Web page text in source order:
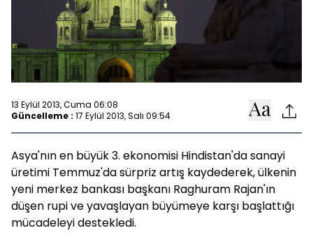
13 Eylül 2013, Cuma 06:08
Güncelleme : 17 Eylül 2013, Salı 09:54
Asya'nın en büyük 3. ekonomisi Hindistan'da sanayi
üretimi Temmuz'da sürpriz artış kaydederek, ülkenin
yeni merkez bankası başkanı Raghuram Rajan'ın
düşen rupi ve yavaşlayan büyümeye karşı başlattığı
mücadeleyi destekledi.